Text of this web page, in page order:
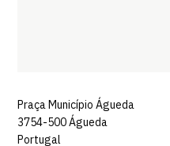
Praça Município Águeda
3754-500 Águeda
Portugal